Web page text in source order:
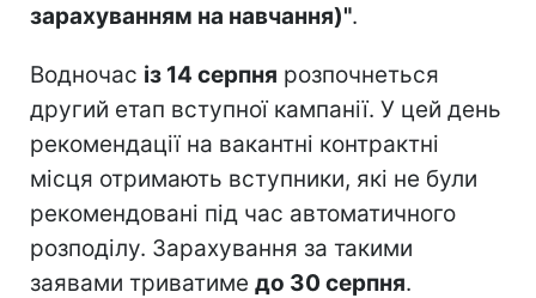
зарахуванням на навчання)".
Водночас із 14 серпня розпочнеться
другий етап вступної кампанії. У цей день
рекомендації на вакантні контрактні
місця отримають вступники, які не були
рекомендовані під час автоматичного
розподілу. Зарахування за такими
заявами триватиме до 30 серпня.